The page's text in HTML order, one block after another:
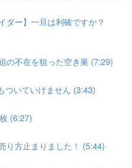
ダー】一旦は利確ですか？
の不在を狙った空き巣 (7:29)
ついていけません (3:43)
(6:27)
り方止まりました！ (5:44)